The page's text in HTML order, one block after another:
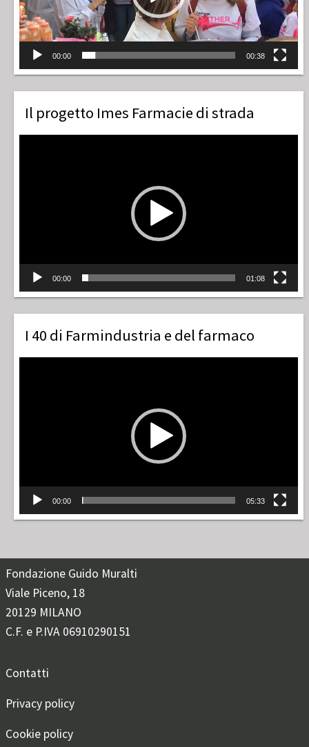
00:00 00:38
Il progetto Imes Farmacie di strada
00:00 01:08
I 40 di Farmindustria e del farmaco
00:00 05:33
Fondazione Guido Muralti
Viale Piceno, 18
20129 MILANO
C.F. e P.IVA 06910290151
Contatti
Privacy policy
Cookie policy